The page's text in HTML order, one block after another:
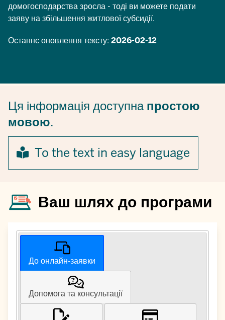
домогосподарства зросла - тоді ви можете подати
заяву на збільшення житлової субсидії.
Останнє оновлення тексту: 2026-02-12
Ця інформація доступнапростою
мовою.
To the text in easy language
Ваш шлях до програми
До онлайн-заявки
Допомога та консультації